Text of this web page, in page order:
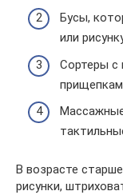
Бусы,
или
Сортеры с
В возрасте
рисунки,